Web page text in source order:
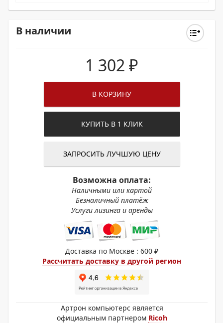
В наличии
1 302 ₽
В КОРЗИНУ
КУПИТЬ В 1 КЛИК
ЗАПРОСИТЬ ЛУЧШУЮ ЦЕНУ
Возможна оплата:
Наличными или картой
Безналичный платёж
Услуги лизинга и аренды
Доставка по Москве : 600 ₽
Рассчитать доставку в другой регион
Артрон компьютерс является
официальным партнером Ricoh